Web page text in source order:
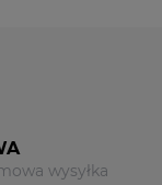
wysyłka